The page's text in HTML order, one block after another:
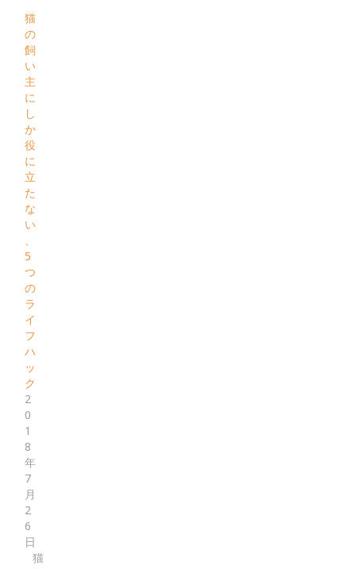
猫
の
飼
い
主
に
し
か
役
に
立
た
な
い
、
5
つ
の
ラ
イ
フ
ハ
ッ
ク
2
0
1
8
年
7
月
2
6
日
猫